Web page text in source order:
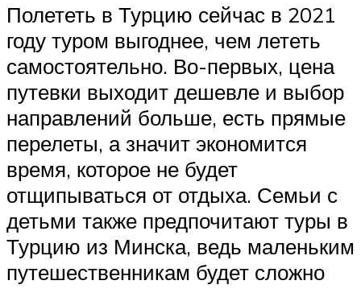
Полететь в Турцию сейчас в 2021
году туром выгоднее, чем лететь
самостоятельно. Во-первых, цена
путевки выходит дешевле и выбор
направлений больше, есть прямые
перелеты, а значит экономится
время, которое не будет
отщипываться от отдыха. Семьи с
детьми также предпочитают туры в
Турцию из Минска, ведь маленьким
путешественникам будет сложно